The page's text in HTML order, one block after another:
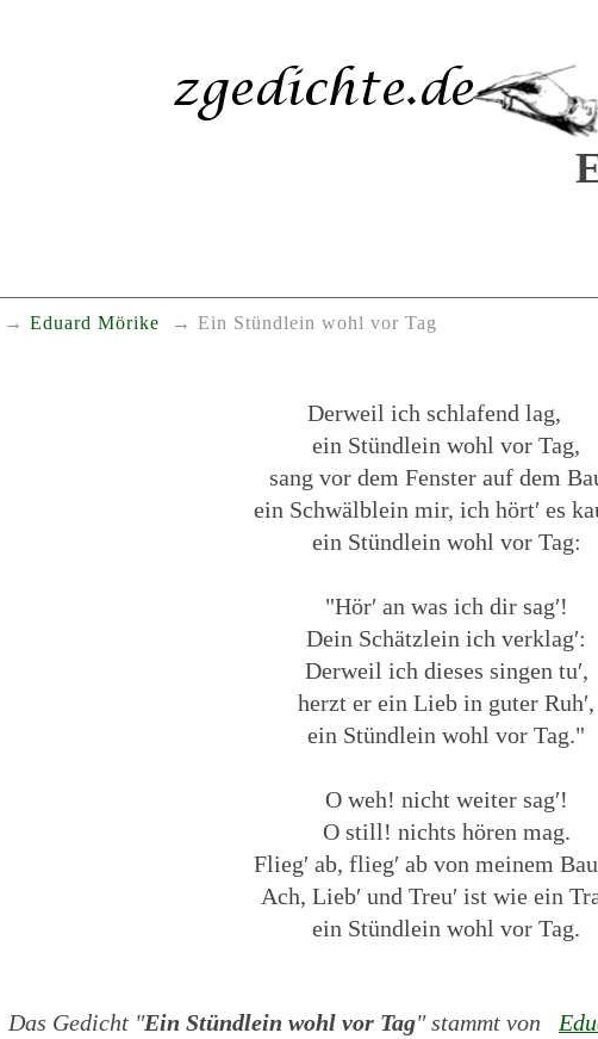
Eduard Mörike Ein Stündlein wohl vor Tag
Derweil ich schlafend lag,
ein Stündlein wohl vor Tag,
sang vor dem Fenster auf dem
ein Schwälblein mir, ich hört′ es
ein Stündlein wohl vor Tag:
"Hör′ an was ich dir sag′!
Dein Schätzlein ich verklag′:
Derweil ich dieses singen tu′,
herzt er ein Lieb in guter Ruh′,
ein Stündlein wohl vor Tag."
O weh! nicht weiter sag′!
O still! nichts hören mag.
Flieg′ ab, flieg′ ab von meinem
Ach, Lieb′ und Treu′ ist wie ein
ein Stündlein wohl vor Tag.
Das Gedicht "Ein Stündlein wohl vor Tag" stammt von